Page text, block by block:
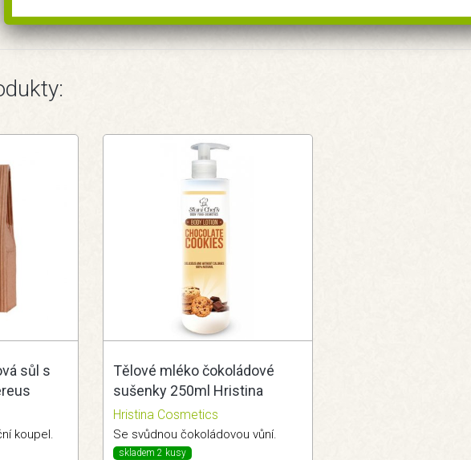
sůl s
koupel.
Tělové mléko čokoládové
sušenky 250ml Hristina
Hristina Cosmetics
Se svůdnou čokoládovou vůní.
skladem 2 kusy